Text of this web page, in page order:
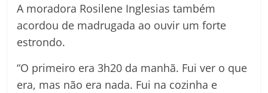
A moradora Rosilene Inglesias também
acordou de madrugada ao ouvir um forte
estrondo.
“O primeiro era 3h20 da manhã. Fui ver o que
era, mas não era nada. Fui na cozinha e